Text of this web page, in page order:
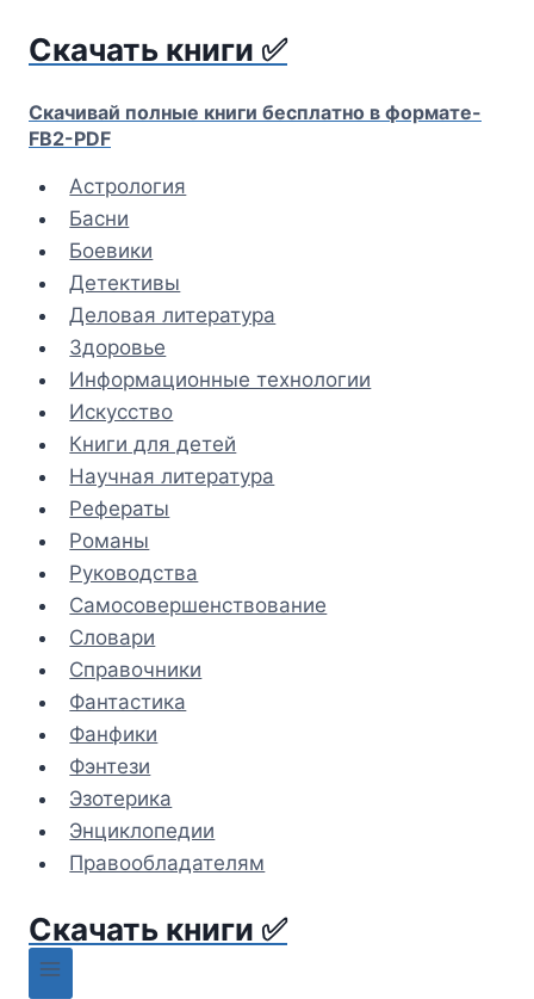
Скачать книги ✅
Скачивай полные книги бесплатно в формате-
FB2-PDF
Астрология
Басни
Боевики
Детективы
Деловая литература
Здоровье
Информационные технологии
Искусство
Книги для детей
Научная литература
Рефераты
Романы
Руководства
Самосовершенствование
Словари
Справочники
Фантастика
Фанфики
Фэнтези
Эзотерика
Энциклопедии
Правообладателям
Скачать книги ✅